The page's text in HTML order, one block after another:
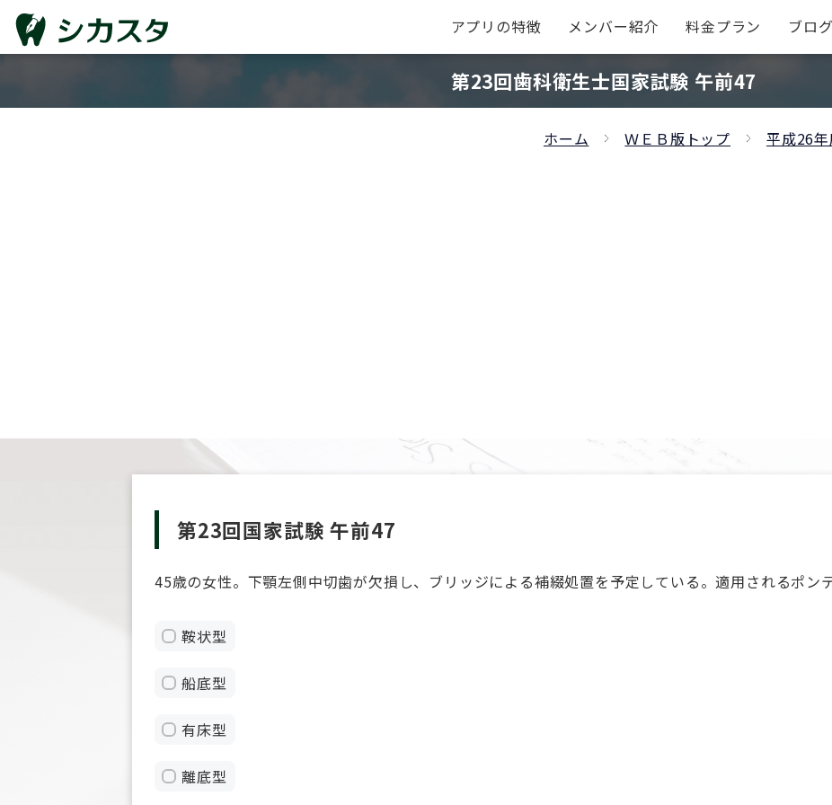
アプリの特徴 メンバー紹介 料金プラン ブログ
第23回歯科衛生士国家試験 午前47
ホーム ＷＥＢ版トップ 平成26年
第23回国家試験 午前47
45歳の女性。下顎左側中切歯が欠損し、ブリッジによる補綴処置を予定している。適用されるポン
鞍状型
船底型
有床型
離底型